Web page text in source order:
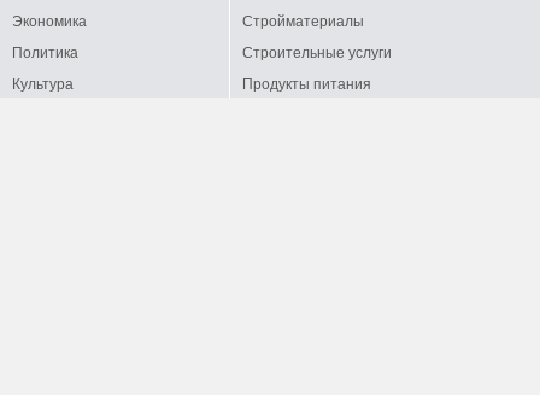
Экономика
Политика
Культура
Стройматериалы
Строительные услуги
Продукты питания